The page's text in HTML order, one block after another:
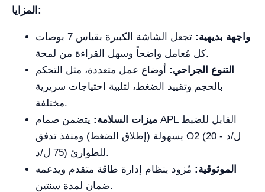
المزايا:
واجهة بديهية:
تجعل الشاشة الكبيرة بقياس 7 بوصات
كل مُعامل واضحاً وسهل القراءة من لمحة.
التنوع الجراحي: أوضاع عمل متعددة، مثل التحكم
بالحجم وتقييد الضغط، لتلبية احتياجات سريرية
مختلفة.
ميزات السلامة: يتضمن صمام APL القابل للضبط
بسهولة (إطلاق الضغط) ومنفذ تدفق O2 (20 ل/د -
75 ل/د) للطوارئ.
الموثوقية: مُزود بنظام إدارة طاقة متقدم ويدعمه
ضمان لمدة سنتين.